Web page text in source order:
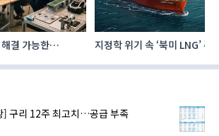
결 가능한
지정학 위기 속 ‘북미 LNG’
] 구리 12주 최고치…공급 부족